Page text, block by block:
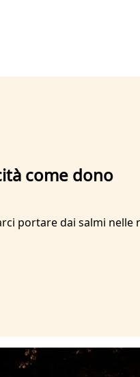
come dono
portare dai salmi